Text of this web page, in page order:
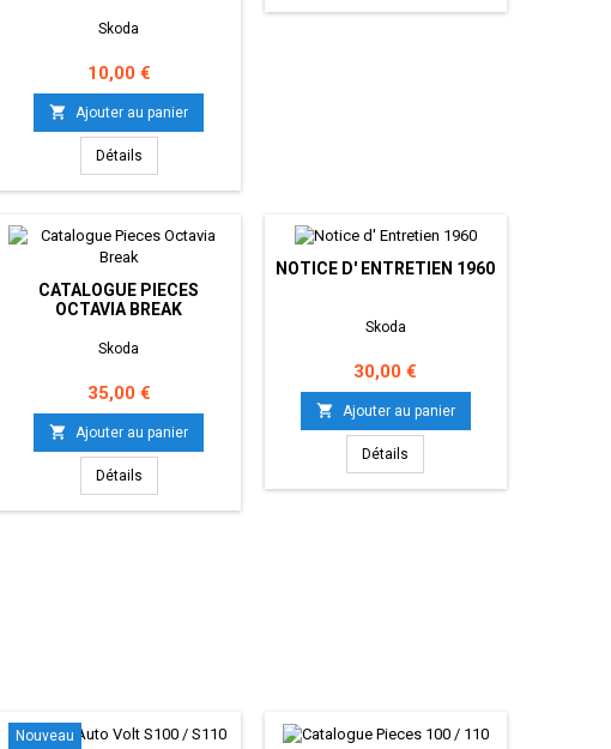
Skoda
Prix
10,00 €
 Ajouter au panier
Détails
CATALOGUE PIECES
OCTAVIA BREAK
Skoda
Prix
35,00 €
 Ajouter au panier
Détails
NOTICE D' ENTRETIEN 1960
Skoda
Prix
30,00 €
 Ajouter au panier
Détails
Nouveau